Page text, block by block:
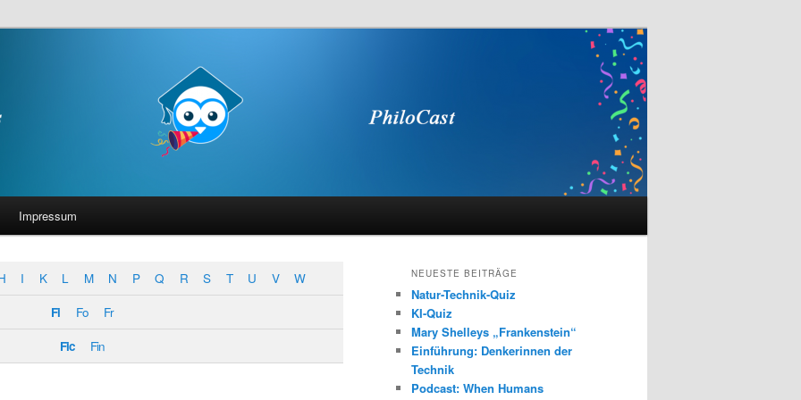
Impressum
I K L M N P Q R S T U V
W
Fi
Fo
Fr
Fic
Fin
NEUESTE BEITRÄGE
Natur-Technik-Quiz
KI-Quiz
Mary Shelleys „Frankenstein“
Einführung: Denkerinnen der
Technik
Podcast: When Humans